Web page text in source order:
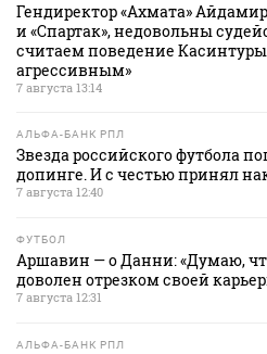
Гендиректор «Ахмата»
и «Спартак», недовольны
считаем поведение Касинтуры
агрессивным»
7 августа 13:14
АЛЬФА-БАНК РПЛ
Звезда российского футбола
допинге. И с честью принял
7 августа 12:40
ФУТБОЛ
Аршавин — о Данни: «Думаю,
доволен отрезком своей
7 августа 12:31
АЛЬФА-БАНК РПЛ